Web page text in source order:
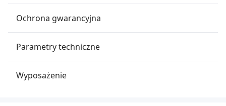
Ochrona gwarancyjna
Parametry techniczne
Wyposażenie